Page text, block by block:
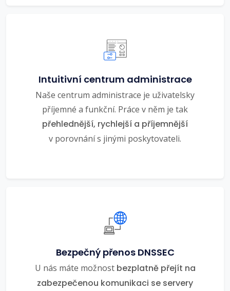
Intuitivní centrum administrace
Naše centrum administrace je uživatelsky
příjemné a funkční. Práce v něm je tak
přehlednější, rychlejší a příjemnější
v porovnání s jinými poskytovateli.
Bezpečný přenos DNSSEC
U nás máte možnost bezplatně přejít na
zabezpečenou komunikaci se servery